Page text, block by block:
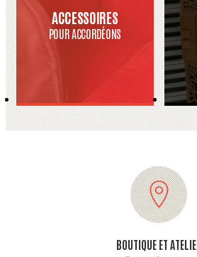
ACCESSOIRES
POUR ACCORDÉONS
BOUTIQUE ET